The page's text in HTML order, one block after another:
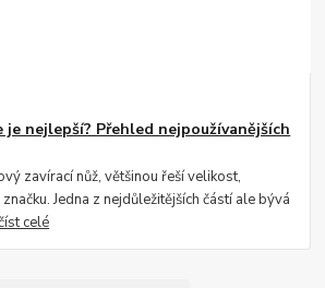
je nejlepší? Přehled nejpoužívanějších
zavírací nůž, většinou řeší velikost,
Jedna z nejdůležitějších částí ale bývá
celé